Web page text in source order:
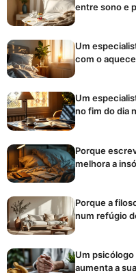
entre sono e
Um
com o
Um
no fim do dia
Porque
melhora a
Porque a
num refúgio
Um
aumenta a